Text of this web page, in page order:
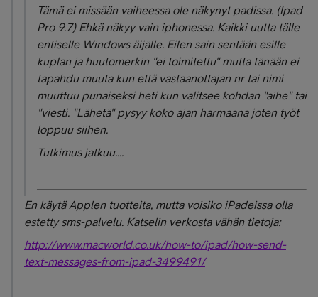
Tämä ei missään vaiheessa ole näkynyt padissa. (Ipad
Pro 9.7) Ehkä näkyy vain iphonessa. Kaikki uutta tälle
entiselle Windows äijälle. Eilen sain sentään esille
kuplan ja huutomerkin "ei toimitettu" mutta tänään ei
tapahdu muuta kun että vastaanottajan nr tai nimi
muuttuu punaiseksi heti kun valitsee kohdan "aihe" tai
"viesti. "Lähetä" pysyy koko ajan harmaana joten työt
loppuu siihen.
Tutkimus jatkuu....
En käytä Applen tuotteita, mutta voisiko iPadeissa olla
estetty sms-palvelu. Katselin verkosta vähän tietoja:
http://www.macworld.co.uk/how-to/ipad/how-send-
text-messages-from-ipad-3499491/